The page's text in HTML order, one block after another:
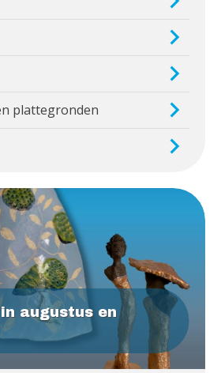
plattegronden
augustus en